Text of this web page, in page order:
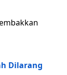
Dilarang